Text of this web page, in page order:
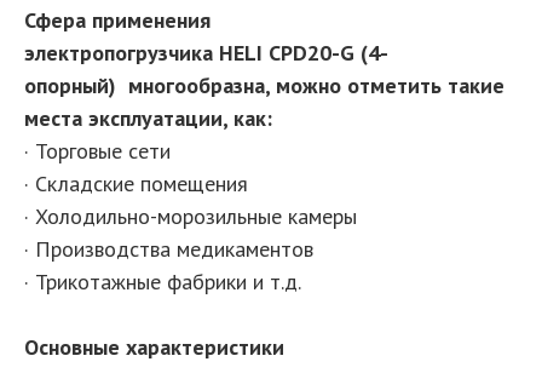
Сфера применения
электропогрузчика HELI CPD20-G (4-
опорный) многообразна, можно отметить такие
места эксплуатации, как:
· Торговые сети
· Складские помещения
· Холодильно-морозильные камеры
· Производства медикаментов
· Трикотажные фабрики и т.д.
Основные характеристики